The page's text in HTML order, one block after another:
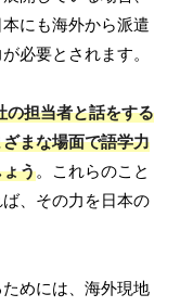
にも海外から派遣
必要とされます。
担当者と話をする
まな場面で語学力
う。これらのこと
、その力を日本の
めには、海外現地